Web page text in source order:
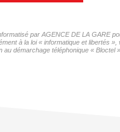
par AGENCE DE LA
à la loi « informatique et
démarchage téléphonique «